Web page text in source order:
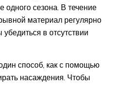
одного сезона. В течение
материал регулярно
в отсутствии
способ, как с помощью
насаждения. Чтобы